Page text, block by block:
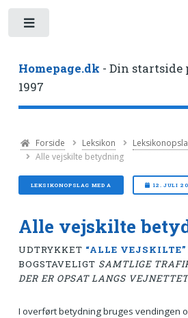
Homepage.dk - Din startside
1997
Forside Leksikon
Alle vejskilte betydning
LEKSIKONOPSLAG MED A 12. JULI
Alle vejskilte
UDTRYKKET “ALLE VEJSKILTE”
BOGSTAVELIGT SAMTLIGE
DER ER OPSAT LANGS VEJNETTET
I overført betydning bruges vendingen